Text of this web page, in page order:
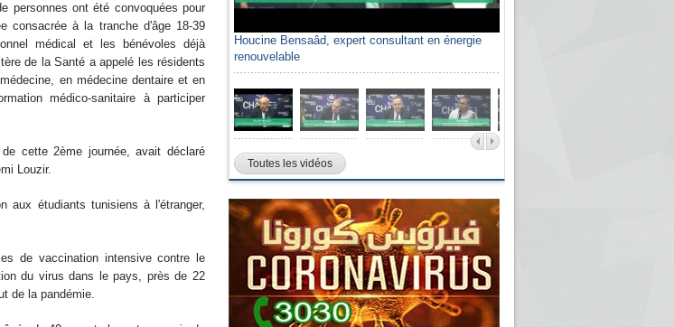
personnes ont été convoquées pour
consacrée à la tranche d'âge 18-39
médical et les bénévoles déjà
de la Santé a appelé les résidents
en médecine dentaire et en
médico-sanitaire à participer
cette 2ème journée, avait déclaré
Louzir.
aux étudiants tunisiens à l'étranger,
de vaccination intensive contre le
du virus dans le pays, près de 22
de la pandémie.
Houcine Bensaâd, expert consultant en énergie
renouvelable
Toutes les vidéos